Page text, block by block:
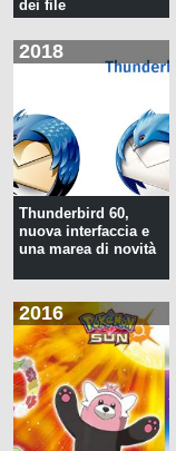
dei file
2018
Thunderbird 60,
nuova interfaccia e
una marea di novità
2016